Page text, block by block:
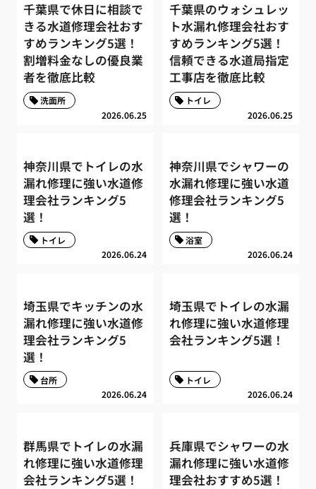
千葉県で休日に相談で
きる水道修理会社おす
すめランキング5選！
割増料金なしの優良業
者を徹底比較
2026.06.25
洗面所
千葉県のウォシュレッ
ト水漏れ修理会社おす
すめランキング5選！
信頼できる水道局指定
工事店を徹底比較
2026.06.25
トイレ
神奈川県でトイレの水
漏れ修理に強い水道修
理会社ランキング5
選！
2026.06.24
トイレ
神奈川県でシャワーの
水漏れ修理に強い水道
修理会社ランキング5
選！
2026.06.24
浴室
埼玉県でキッチンの水
漏れ修理に強い水道修
理会社ランキング5
選！
2026.06.24
台所
埼玉県でトイレの水漏
れ修理に強い水道修理
会社ランキング5選！
2026.06.24
トイレ
群馬県でトイレの水漏
れ修理に強い水道修理
会社ランキング5選！
兵庫県でシャワーの水
漏れ修理に強い水道修
理会社おすすめ5選！